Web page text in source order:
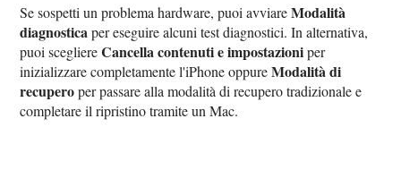
Se sospetti un problema hardware, puoi avviareModalità
diagnosticaper eseguire alcuni test diagnostici. In alternativa,
puoi scegliereCancella contenuti e impostazioniper
inizializzare completamente l'iPhone oppureModalità di
recuperoper passare alla modalità di recupero tradizionale e
completare il ripristino tramite un Mac.